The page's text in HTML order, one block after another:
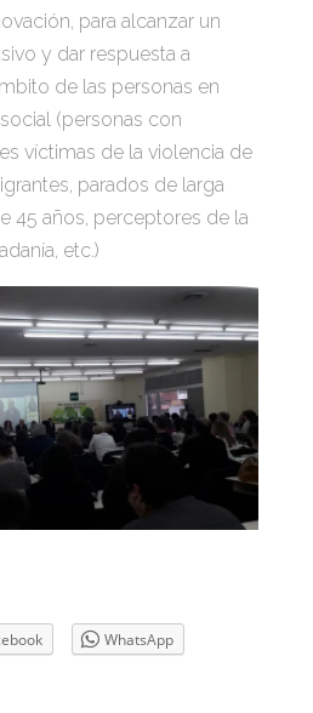
para alcanzar un
y dar respuesta a
de las personas en
(personas con
víctimas de la violencia de
parados de larga
45 años, perceptores de la
etc.)
WhatsApp